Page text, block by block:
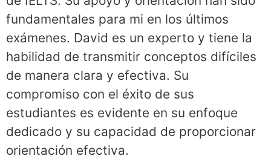
fundamentales para mi en los últimos
exámenes. David es un experto y tiene la
habilidad de transmitir conceptos difíciles
de manera clara y efectiva. Su
compromiso con el éxito de sus
estudiantes es evidente en su enfoque
dedicado y su capacidad de proporcionar
orientación efectiva.